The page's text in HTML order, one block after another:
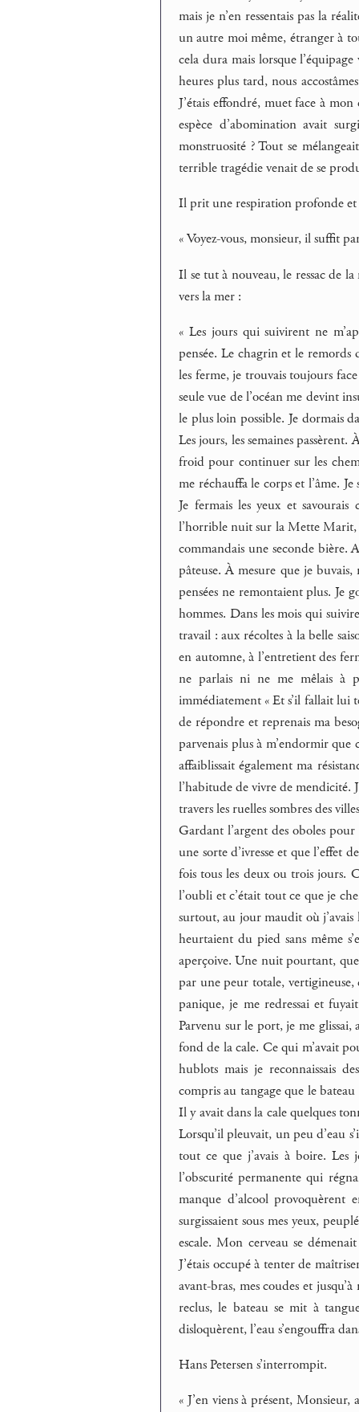
mais je n’en ressentais pas la
un autre moi même, étranger à
cela dura mais lorsque
heures plus tard, nous
J’étais effondré, muet face à
espèce d’abomination avait
monstruosité ? Tout se
terrible tragédie venait de se
Il prit une respiration profonde
« Voyez-vous, monsieur, il suffit
Il se tut à nouveau, le ressac de
vers la mer :
« Les jours qui suivirent ne
pensée. Le chagrin et le remords
les ferme, je trouvais toujours
seule vue de l’océan me devint
le plus loin possible. Je dormais
Les jours, les semaines
froid pour continuer sur les
me réchauffa le corps et l’âme.
Je fermais les yeux et
l’horrible nuit sur la Mette Marit,
commandais une seconde bière.
pâteuse. À mesure que je
pensées ne remontaient plus. Je
hommes. Dans les mois qui
travail : aux récoltes à la belle
en automne, à l’entretient des
ne parlais ni ne me mêlais à
immédiatement « Et s’il fallait lui
de répondre et reprenais ma
parvenais plus à m’endormir que
affaiblissait également ma
l’habitude de vivre de mendicité.
travers les ruelles sombres des
Gardant l’argent des oboles
une sorte d’ivresse et que l’effet
fois tous les deux ou trois jours.
l’oubli et c’était tout ce que je
surtout, au jour maudit où j’avais
heurtaient du pied sans même
aperçoive. Une nuit pourtant, que
par une peur totale, vertigineuse,
panique, je me redressai et
Parvenu sur le port, je me
fond de la cale. Ce qui m’avait
hublots mais je reconnaissais
compris au tangage que le
Il y avait dans la cale quelques
Lorsqu’il pleuvait, un peu d’eau
tout ce que j’avais à boire. Les
l’obscurité permanente qui
manque d’alcool provoquèrent
surgissaient sous mes yeux,
escale. Mon cerveau se
J’étais occupé à tenter de
avant-bras, mes coudes et
reclus, le bateau se mit à
disloquèrent, l’eau s’engouffra
Hans Petersen s’interrompit.
« J’en viens à présent,